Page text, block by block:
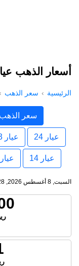
أسعار الذهب عيار 22 في كمبوديا
الرئيسية سعر الذهب
سعر
عيار 24 عيار 23
عيار 14 عيار 12
السبت, 8 أغسطس 2026, 3:28 ص